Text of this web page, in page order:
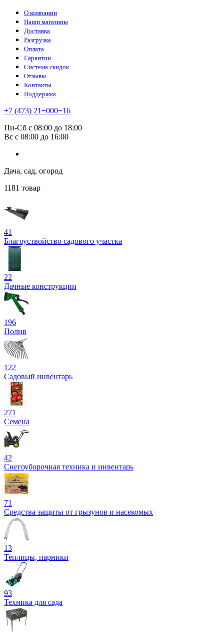
О компании
Наши магазины
Доставка
Разгрузка
Оплата
Гарантии
Система скидок
Отзывы
Контакты
Поддержка
+7 (473) 21−000−16
Пн-Сб с 08:00 до 18:00
Вс с 08:00 до 16:00
Дача, сад, огород
1181 товар
41
Благоуствойство садового участка
22
Дачные конструкции
196
Полив
122
Садовый инвентарь
271
Семена
42
Снегоуборочная техника и инвентарь
71
Средства защиты от грызунов и насекомых
13
Теплицы, парники
93
Техника для сада